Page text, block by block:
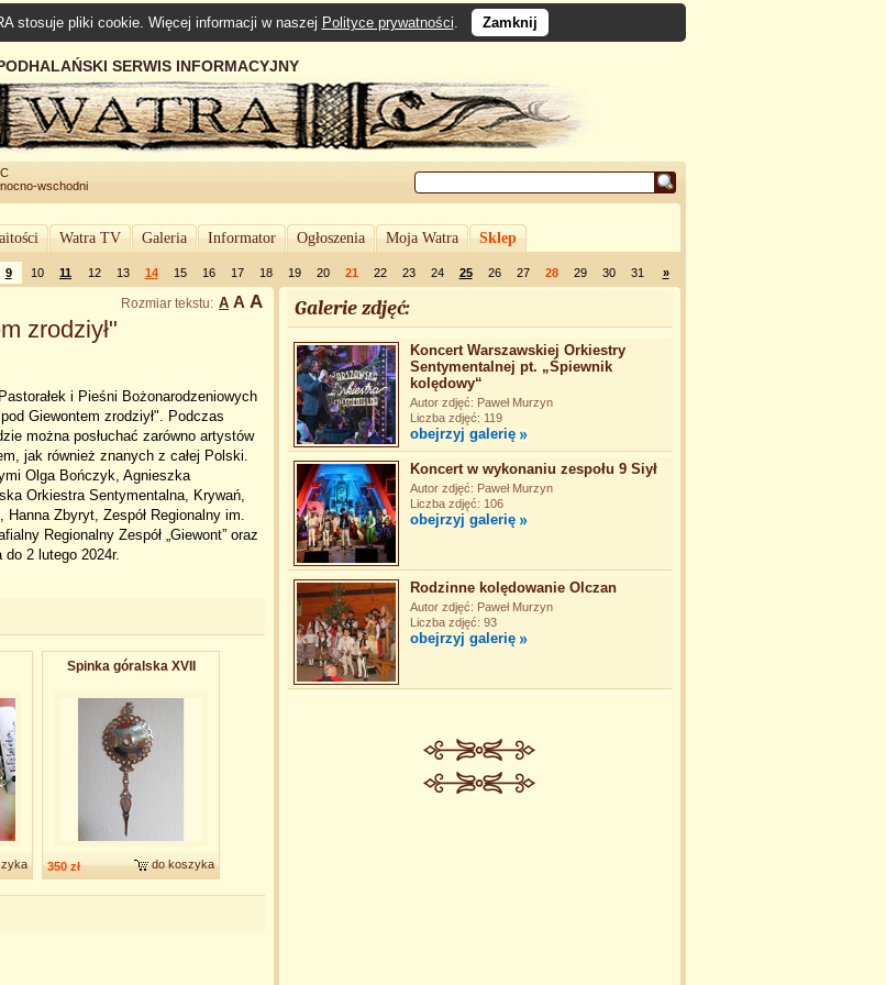
stosuje pliki cookie. Więcej informacji w naszej Polityce prywatności. Zamknij
SERWIS INFORMACYJNY
wschodni
Watra TV Galeria Informator Ogłoszenia Moja Watra Sklep
9 10 11 12 13 14 15 16 17 18 19 20 21 22 23 24 25 26 27 28 29 30 31 »
Rozmiar tekstu: A A A
zrodziył"
i Pieśni Bożonarodzeniowych
Giewontem zrodziył". Podczas
można posłuchać zarówno artystów
jak również znanych z całej Polski.
Olga Bończyk, Agnieszka
Orkiestra Sentymentalna, Krywań,
Hanna Zbyryt, Zespół Regionalny im.
Regionalny Zespół „Giewont” oraz
2 lutego 2024r.
Spinka góralska XVII
350 zł do koszyka
Galerie zdjęć:
Koncert Warszawskiej Orkiestry
Sentymentalnej pt. „Śpiewnik
kolędowy“
Autor zdjęć: Paweł Murzyn
Liczba zdjęć: 119
obejrzyj galerię
Koncert w wykonaniu zespołu 9 Siył
Autor zdjęć: Paweł Murzyn
Liczba zdjęć: 106
obejrzyj galerię
Rodzinne kolędowanie Olczan
Autor zdjęć: Paweł Murzyn
Liczba zdjęć: 93
obejrzyj galerię